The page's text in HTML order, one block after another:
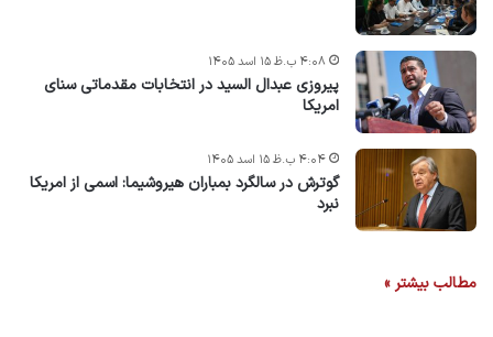
پیروزی عبدال السید در انتخابات مقدماتی سنای
امریکا
۴:۰۸ ب.ظ ۱۵ اسد ۱۴۰۵
گوترش در سالگرد بمباران هیروشیما: اسمی از امریکا
نبرد
۴:۰۴ ب.ظ ۱۵ اسد ۱۴۰۵
مطالب بیشتر »